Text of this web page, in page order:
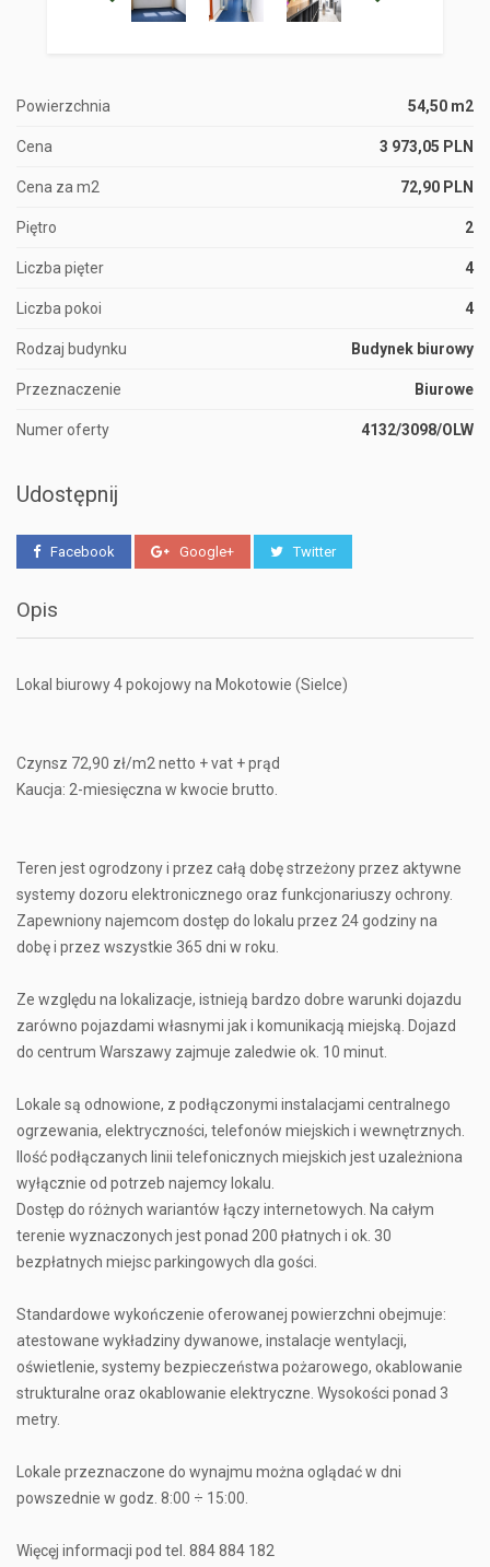
Powierzchnia 54,50 m2
Cena 3 973,05 PLN
Cena za m2 72,90 PLN
Piętro 2
Liczba pięter 4
Liczba pokoi 4
Rodzaj budynku Budynek biurowy
Przeznaczenie Biurowe
Numer oferty 4132/3098/OLW
Udostępnij
Facebook Google+ Twitter
Opis
Lokal biurowy 4 pokojowy na Mokotowie (Sielce)
Czynsz 72,90 zł/m2 netto + vat + prąd
Kaucja: 2-miesięczna w kwocie brutto.
Teren jest ogrodzony i przez całą dobę strzeżony przez aktywne
systemy dozoru elektronicznego oraz funkcjonariuszy ochrony.
Zapewniony najemcom dostęp do lokalu przez 24 godziny na
dobę i przez wszystkie 365 dni w roku.
Ze względu na lokalizacje, istnieją bardzo dobre warunki dojazdu
zarówno pojazdami własnymi jak i komunikacją miejską. Dojazd
do centrum Warszawy zajmuje zaledwie ok. 10 minut.
Lokale są odnowione, z podłączonymi instalacjami centralnego
ogrzewania, elektryczności, telefonów miejskich i wewnętrznych.
Ilość podłączanych linii telefonicznych miejskich jest uzależniona
wyłącznie od potrzeb najemcy lokalu.
Dostęp do różnych wariantów łączy internetowych. Na całym
terenie wyznaczonych jest ponad 200 płatnych i ok. 30
bezpłatnych miejsc parkingowych dla gości.
Standardowe wykończenie oferowanej powierzchni obejmuje:
atestowane wykładziny dywanowe, instalacje wentylacji,
oświetlenie, systemy bezpieczeństwa pożarowego, okablowanie
strukturalne oraz okablowanie elektryczne. Wysokości ponad 3
metry.
Lokale przeznaczone do wynajmu można oglądać w dni
powszednie w godz. 8:00 ÷ 15:00.
Więcęj informacji pod tel. 884 884 182